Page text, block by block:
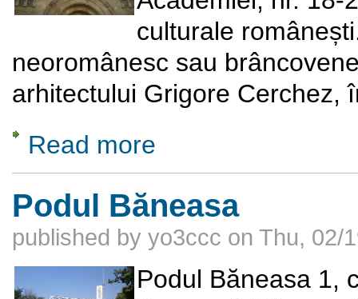
culturale
neoromânesc sau
arhitectului Grigore Cerchez,
Read more
Podul Băneasa
published by yo3ccc on Thu, 02/
Podul Băneasa 1,